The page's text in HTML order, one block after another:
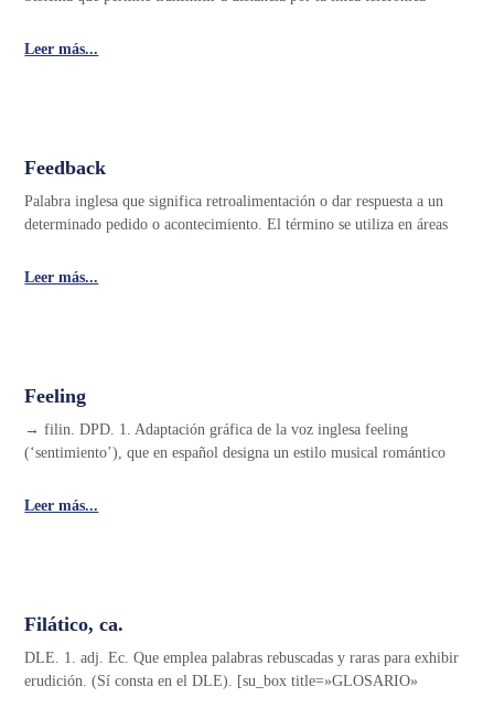
Leer más...
Feedback
Palabra inglesa que significa retroalimentación o dar respuesta a un
determinado pedido o acontecimiento. El término se utiliza en áreas
Leer más...
Feeling
→ filin. DPD. 1. Adaptación gráfica de la voz inglesa feeling
(‘sentimiento’), que en español designa un estilo musical romántico
Leer más...
Filático, ca.
DLE. 1. adj. Ec. Que emplea palabras rebuscadas y raras para exhibir
erudición. (Sí consta en el DLE). [su_box title=»GLOSARIO»